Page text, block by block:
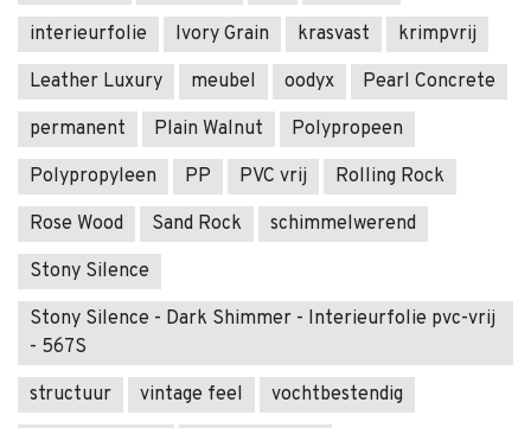
interieurfolie
Ivory Grain krasvast
krimpvrij
Leather Luxury
meubel oodyx
Pearl Concrete
permanent
Plain Walnut
Polypropeen
Polypropyleen
PP PVC vrij
Rolling Rock
Rose Wood
Sand Rock
schimmelwerend
Stony Silence
Stony Silence - Dark Shimmer - Interieurfolie pvc-vrij
- 567S
structuur
vintage feel
vochtbestendig